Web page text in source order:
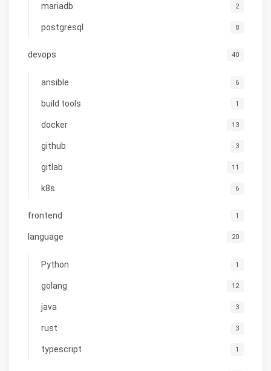
mariadb 2
postgresql 8
devops 40
ansible 6
build tools 1
docker 13
github 3
gitlab 11
k8s 6
frontend 1
language 20
Python 1
golang 12
java 3
rust 3
typescript 1